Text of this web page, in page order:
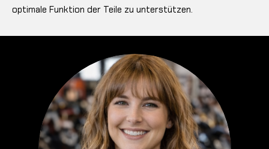
optimale Funktion der Teile zu unterstützen.